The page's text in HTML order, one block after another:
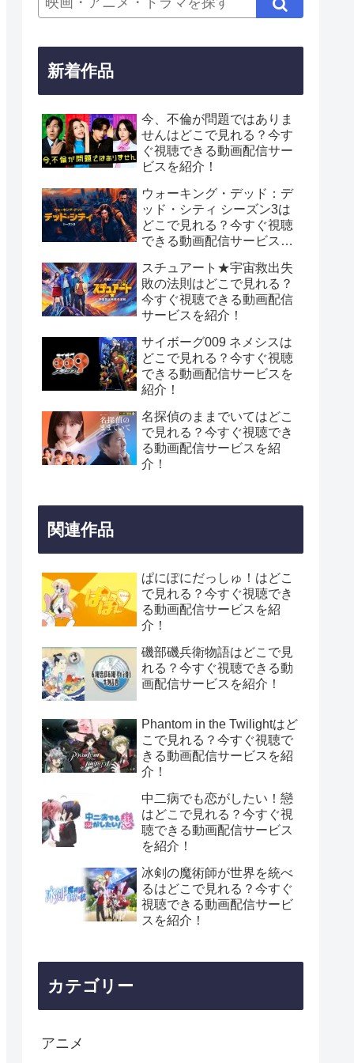
新着作品
今、不倫が問題ではありま
せんはどこで見れる？今す
ぐ視聴できる動画配信サー
ビスを紹介！
ウォーキング・デッド：デ
ッド・シティ シーズン3は
どこで見れる？今すぐ視聴
できる動画配信サービスを
スチュアート★宇宙救出失
敗の法則はどこで見れる？
今すぐ視聴できる動画配信
サービスを紹介！
サイボーグ009 ネメシスは
どこで見れる？今すぐ視聴
できる動画配信サービスを
紹介！
名探偵のままでいてはどこ
で見れる？今すぐ視聴でき
る動画配信サービスを紹
介！
関連作品
ぱにぽにだっしゅ！はどこ
で見れる？今すぐ視聴でき
る動画配信サービスを紹
介！
磯部磯兵衛物語はどこで見
れる？今すぐ視聴できる動
画配信サービスを紹介！
Phantom in the Twilightはど
こで見れる？今すぐ視聴で
きる動画配信サービスを紹
介！
中二病でも恋がしたい！戀
はどこで見れる？今すぐ視
聴できる動画配信サービス
を紹介！
冰剣の魔術師が世界を統べ
るはどこで見れる？今すぐ
視聴できる動画配信サービ
スを紹介！
カテゴリー
アニメ